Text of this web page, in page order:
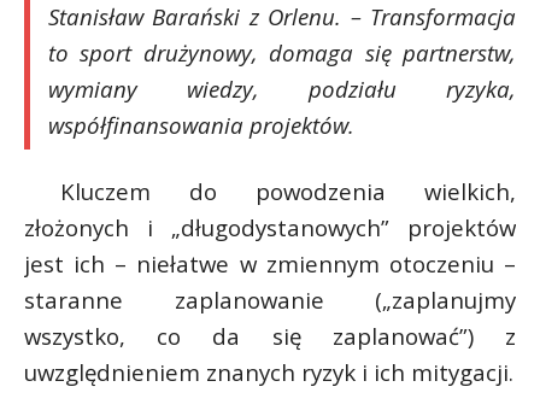
Stanisław Barański z Orlenu. – Transformacja
to sport drużynowy, domaga się partnerstw,
wymiany wiedzy, podziału ryzyka,
współfinansowania projektów.
Kluczem do powodzenia wielkich,
złożonych i „długodystanowych” projektów
jest ich – niełatwe w zmiennym otoczeniu –
staranne zaplanowanie („zaplanujmy
wszystko, co da się zaplanować”) z
uwzględnieniem znanych ryzyk i ich mitygacji.